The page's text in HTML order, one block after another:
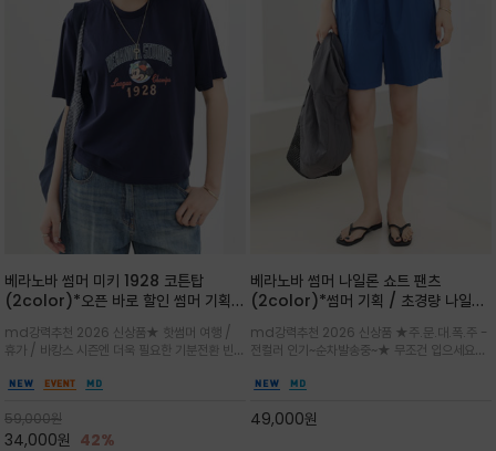
베라노바 썸머 미키 1928 코튼탑
(2color)*오픈 바로 할인 썸머 기획
★ 한정수량 제작 ★ 오가닉 코튼으로
빈티지 프린트로 여름 하의와 모두 잘어
울리는 그래픽
md강력추천 2026 신상품★ 핫썸머 여행 /
휴가 / 바캉스 시즌엔 더욱 필요한 기분전환 빈티
키 컬러 위에 빈티지한 크랙 효과의 레트로 감성
완성
59,000원
34,000원 42%
베라노바 썸머 나일론 쇼트 팬츠
(2color)*썸머 기획 / 초경량 나일론
가벼운 아이템 / 여행 / 일상 / 운동 모
두 가능한 아이템
md강력추천 2026 신상품 ★주.문.대.폭.주 -
전컬러 인기~순차발송중~★ 무조건 입으세요~~
입니다^^가볍고 드라이한 터치감의 나일론 소
룩, 모임룩, 데일리룩까지 다양하게
49,000원